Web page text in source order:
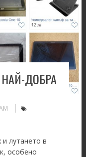
ДОБРА
лутането в
особено